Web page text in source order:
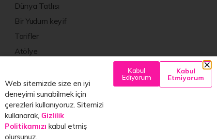
Dünya Tatlısı
Bir Yudum keyif
Tarifler
Atölye
bugünNEyesem
Web sitemizde size en iyi
deneyimi sunabilmek için
çerezleri kullanıyoruz. Sitemizi
kullanarak, Gizlilik
Politikamızı kabul etmiş
olursunuz.
Kabul
Ediyorum
Kabul
Etmiyorum